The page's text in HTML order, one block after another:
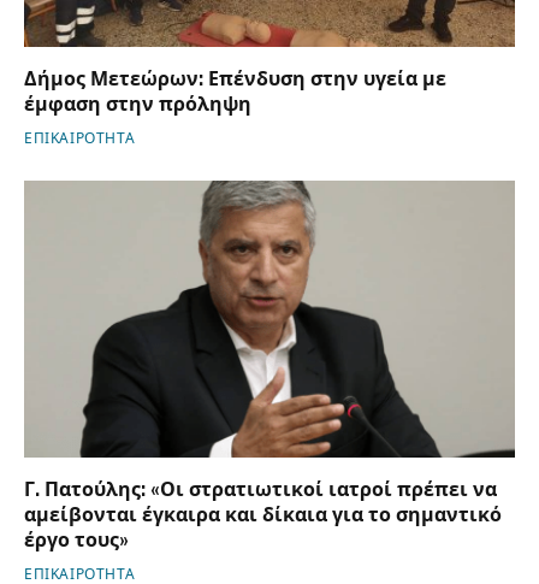
Δήμος Μετεώρων: Επένδυση στην υγεία με
έμφαση στην πρόληψη
ΕΠΙΚΑΙΡΟΤΗΤΑ
Γ. Πατούλης: «Οι στρατιωτικοί ιατροί πρέπει να
αμείβονται έγκαιρα και δίκαια για το σημαντικό
έργο τους»
ΕΠΙΚΑΙΡΟΤΗΤΑ